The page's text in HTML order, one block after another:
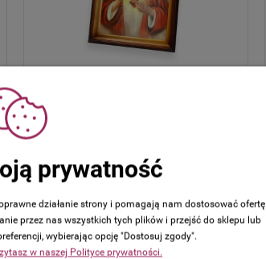
prywatność
działanie strony i pomagają nam dostosować ofertę
przez nas wszystkich tych plików i przejść do sklepu lub
wybierając opcję "Dostosuj zgody".
w naszej Polityce prywatności.